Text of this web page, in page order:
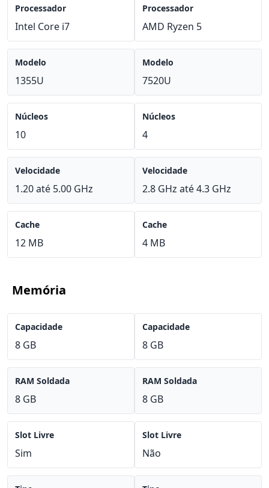
Processador
Intel Core i7
Modelo
1355U
Núcleos
10
Velocidade
1.20 até 5.00 GHz
Cache
12 MB
Processador
AMD Ryzen 5
Modelo
7520U
Núcleos
4
Velocidade
2.8 GHz até 4.3 GHz
Cache
4 MB
Memória
Capacidade
8 GB
RAM Soldada
8 GB
Slot Livre
Sim
Capacidade
8 GB
RAM Soldada
8 GB
Slot Livre
Não